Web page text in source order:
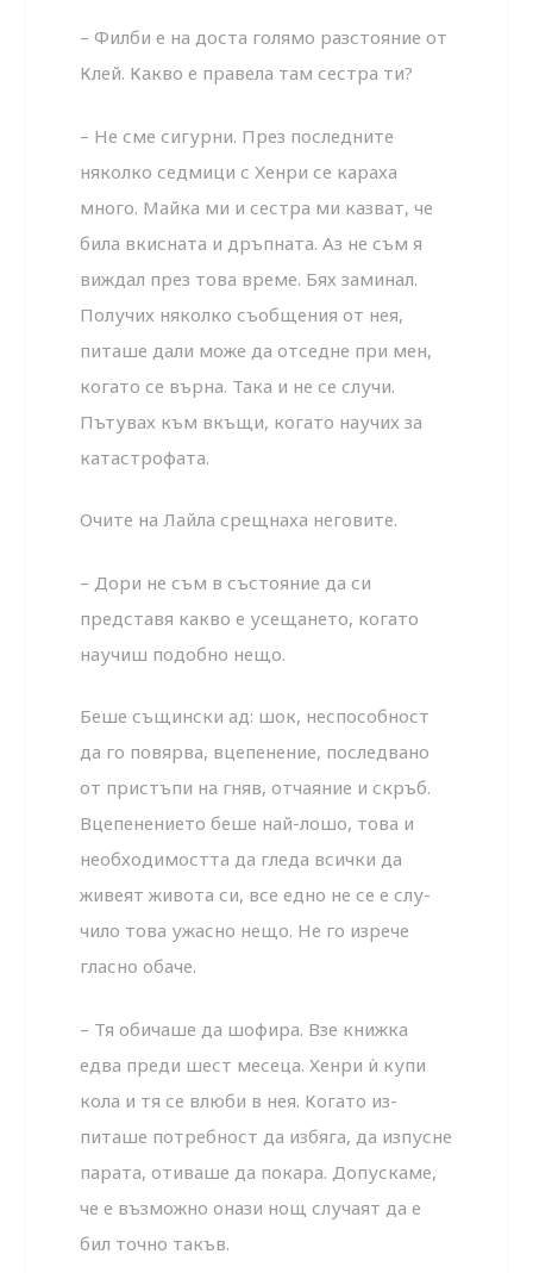
– Филби е на доста голямо разстояние от
Клей. Какво е правела там сестра ти?
– Не сме сигурни. През последните
няколко седмици с Хенри се караха
много. Майка ми и сестра ми казват, че
била вкисната и дръпната. Аз не съм я
виждал през това време. Бях заминал.
Получих няколко съобщения от нея,
питаше дали може да отседне при мен,
когато се върна. Така и не се случи.
Пътувах към вкъщи, когато научих за
катастрофата.
Очите на Лайла срещнаха неговите.
– Дори не съм в състояние да си
представя какво е усе­щането, когато
научиш подобно нещо.
Беше същински ад: шок, неспособност
да го повярва, вцепенение, последвано
от пристъпи на гняв, отчаяние и скръб.
Вцепенението беше най-лошо, това и
необходимост­та да гледа всички да
живеят живота си, все едно не се е слу­
чило това ужасно нещо. Не го изрече
гласно обаче.
– Тя обичаше да шофира. Взе книжка
едва преди шест месеца. Хенри ѝ купи
кола и тя се влюби в нея. Когато из­
питаше потребност да избяга, да изпусне
парата, отиваше да покара. Допускаме,
че е възможно онази нощ случаят да е
бил точно такъв.